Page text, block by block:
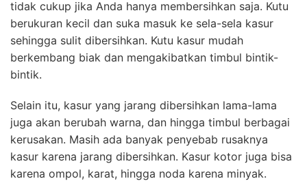
tidak cukup jika Anda hanya membersihkan saja. Kutu
berukuran kecil dan suka masuk ke sela-sela kasur
sehingga sulit dibersihkan. Kutu kasur mudah
berkembang biak dan mengakibatkan timbul bintik-
bintik.
Selain itu, kasur yang jarang dibersihkan lama-lama
juga akan berubah warna, dan hingga timbul berbagai
kerusakan. Masih ada banyak penyebab rusaknya
kasur karena jarang dibersihkan. Kasur kotor juga bisa
karena ompol, karat, hingga noda karena minyak.